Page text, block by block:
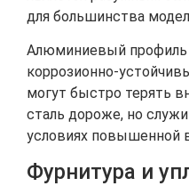
для большинства
Алюминиевый профиль
могут быстро терять
сталь дороже, но
условиях повышенной
Фурнитура и